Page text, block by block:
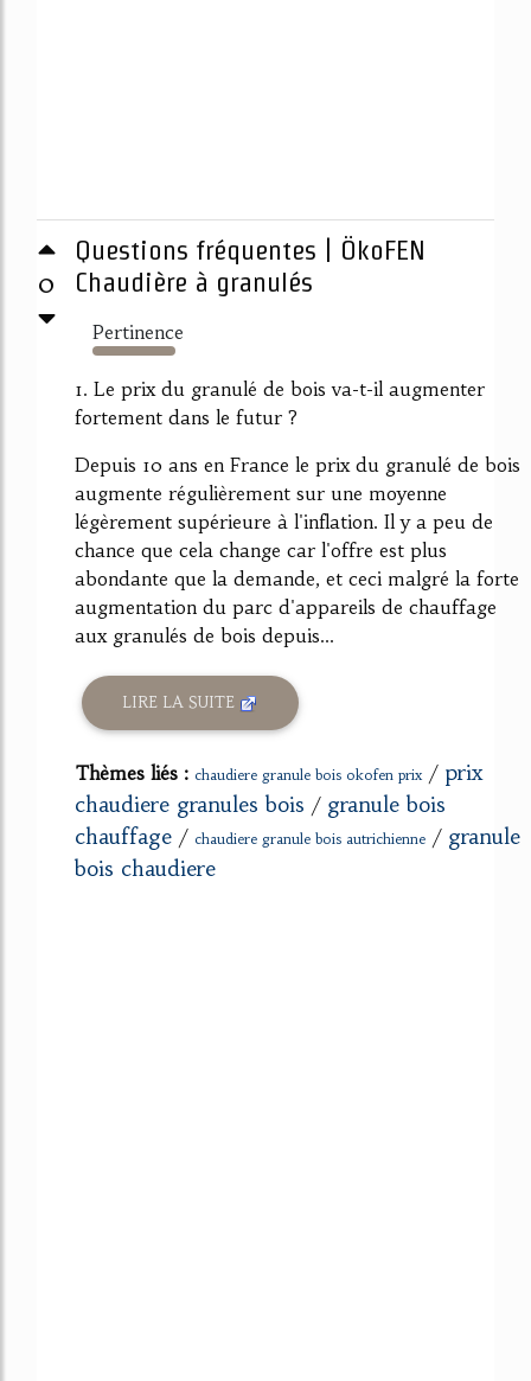
0
Questions fréquentes | ÖkoFEN
Chaudière à granulés
Pertinence
678%
1. Le prix du granulé de bois va-t-il augmenter
fortement dans le futur ?
Depuis 10 ans en France le prix du granulé de bois
augmente régulièrement sur une moyenne
légèrement supérieure à l'inflation. Il y a peu de
chance que cela change car l'offre est plus
abondante que la demande, et ceci malgré la forte
augmentation du parc d'appareils de chauffage
aux granulés de bois depuis...
LIRE LA SUITE
Thèmes liés : chaudiere granule bois okofen prix / prix
chaudiere granules bois / granule bois
chauffage / chaudiere granule bois autrichienne / granule
bois chaudiere